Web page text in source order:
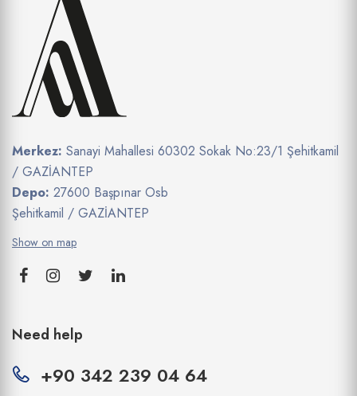
Merkez: Sanayi Mahallesi 60302 Sokak No:23/1 Şehitkamil
/ GAZİANTEP
Depo: 27600 Başpınar Osb
Şehitkamil / GAZİANTEP
Show on map
Need help
+90 342 239 04 64